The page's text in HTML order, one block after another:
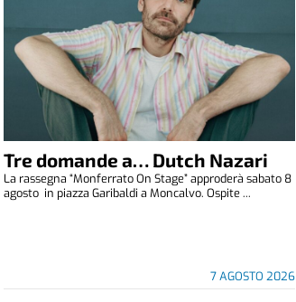
Tre domande a… Dutch Nazari
7 AGOSTO 2026
La rassegna “Monferrato On Stage” approderà sabato 8
agosto in piazza Garibaldi a Moncalvo. Ospite ...